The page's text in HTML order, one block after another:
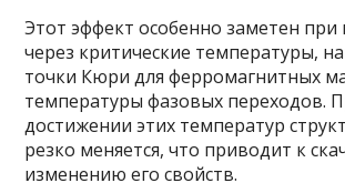
Этот эффект особенно заметен при
через критические температуры,
точки Кюри для ферромагнитных
температуры фазовых переходов.
достижении этих температур
резко меняется, что приводит к
изменению его свойств.